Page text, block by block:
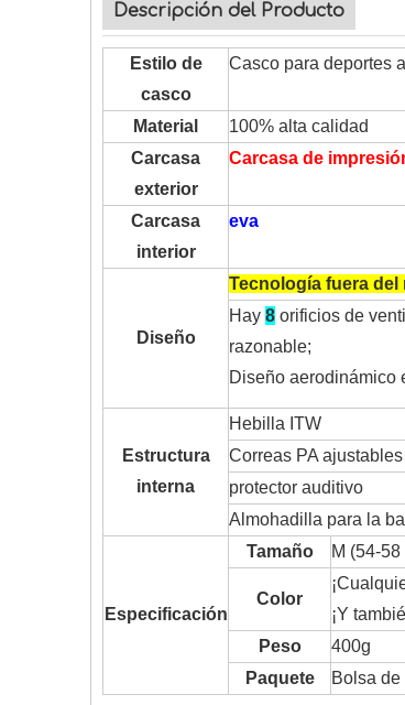
Descripción del Producto
Estilo de
casco
Casco para deportes
Material
100% alta calidad
Carcasa
exterior
Carcasa de
Carcasa
interior
eva
Diseño
Tecnología fuera del
Hay 8 orificios de
razonable;
Diseño aerodinámico
Estructura
interna
Hebilla ITW
Correas PA ajustables
protector auditivo
Almohadilla para la
Especificación
Tamaño M (54-
Color
¡Y
Peso
400g
Paquete
Bolsa de